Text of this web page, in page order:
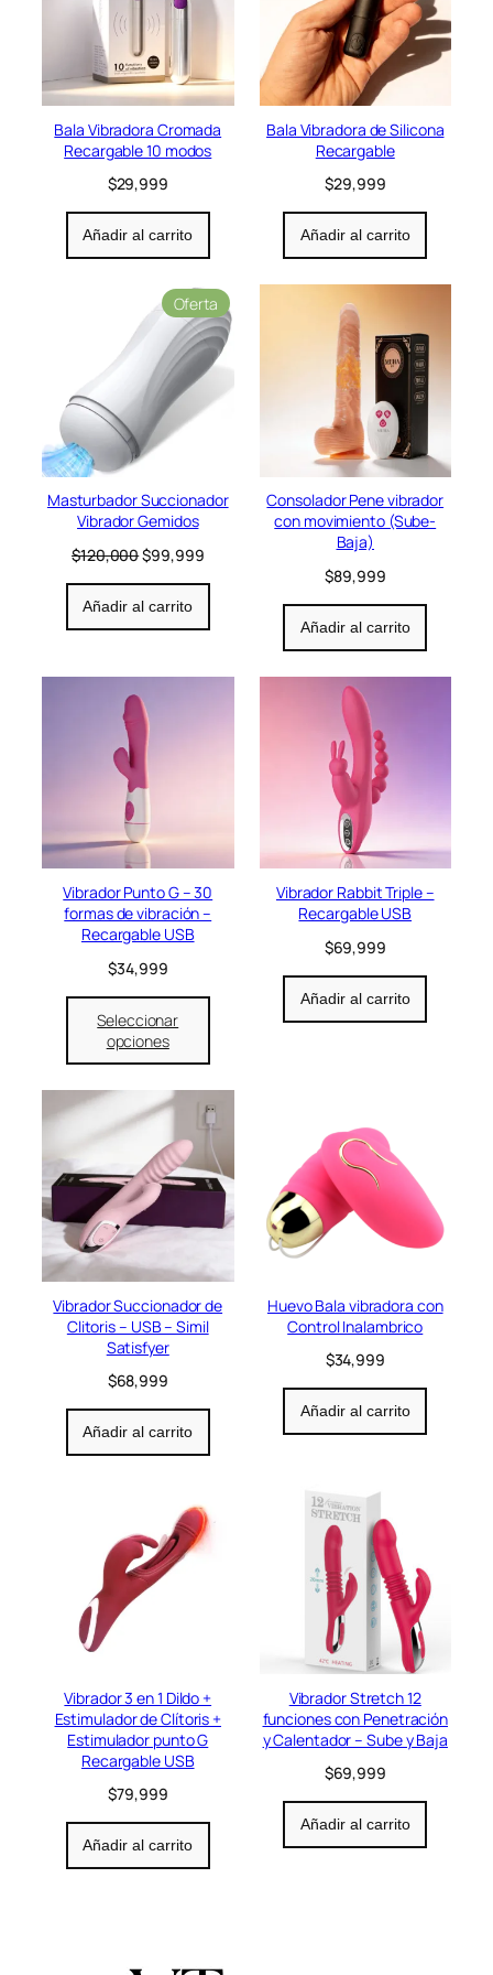
Bala Vibradora Cromada
Recargable 10 modos
$29,999
Añadir al carrito
Bala Vibradora de Silicona
Recargable
$29,999
Añadir al carrito
Oferta
r
o
d
o
Masturbador Succionador
Vibrador Gemidos
$120,000E
p
r
e
i
o
o
r
g
n
a
l
e
r
a
$
1
2
0
,
0
$99,999E
e
i
e
s
:
$
9
Añadir al carrito
Consolador Pene vibrador
con movimiento (Sube-
Baja)
$89,999
Añadir al carrito
Vibrador Punto G – 30
formas de vibración –
Recargable USB
$34,999
Seleccionar
opciones
Vibrador Rabbit Triple –
Recargable USB
$69,999
Añadir al carrito
Vibrador Succionador de
Clitoris – USB – Simil
Satisfyer
$68,999
Añadir al carrito
Huevo Bala vibradora con
Control Inalambrico
$34,999
Añadir al carrito
Vibrador 3 en 1 Dildo +
Estimulador de Clítoris +
Estimulador punto G
Recargable USB
$79,999
Añadir al carrito
Vibrador Stretch 12
funciones con Penetración
y Calentador – Sube y Baja
$69,999
Añadir al carrito